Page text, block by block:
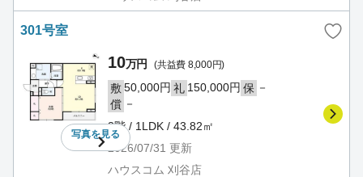
301号室
写真を見る
10万円 (共益費 8,000円)
敷50,000円 礼 150,000円 保 －
償 －
3階 / 1LDK / 43.82㎡
2026/07/31 更新
ハウスコム 刈谷店